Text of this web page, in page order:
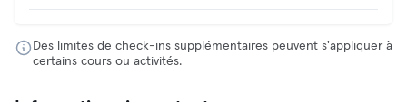
Des limites de check-ins supplémentaires peuvent s'appliquer à
certains cours ou activités.